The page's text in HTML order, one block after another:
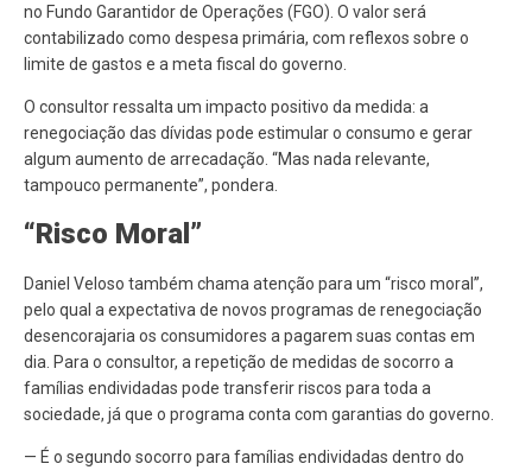
no Fundo Garantidor de Operações (FGO). O valor será
contabilizado como despesa primária, com reflexos sobre o
limite de gastos e a meta fiscal do governo.
O consultor ressalta um impacto positivo da medida: a
renegociação das dívidas pode estimular o consumo e gerar
algum aumento de arrecadação. “Mas nada relevante,
tampouco permanente”, pondera.
“Risco Moral”
Daniel Veloso também chama atenção para um “risco moral”,
pelo qual a expectativa de novos programas de renegociação
desencorajaria os consumidores a pagarem suas contas em
dia. Para o consultor, a repetição de medidas de socorro a
famílias endividadas pode transferir riscos para toda a
sociedade, já que o programa conta com garantias do governo.
— É o segundo socorro para famílias endividadas dentro do